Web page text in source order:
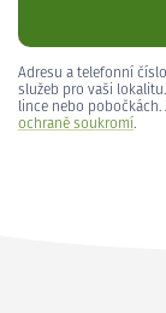
Adresu a telefonní
služeb pro vaši
lince nebo pobočkách.
ochraně soukromí.